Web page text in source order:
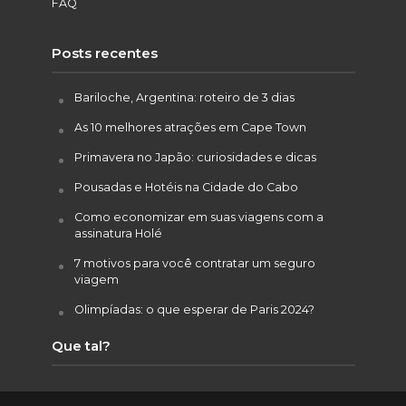
FAQ
Posts recentes
Bariloche, Argentina: roteiro de 3 dias
As 10 melhores atrações em Cape Town
Primavera no Japão: curiosidades e dicas
Pousadas e Hotéis na Cidade do Cabo
Como economizar em suas viagens com a
assinatura Holé
7 motivos para você contratar um seguro
viagem
Olimpíadas: o que esperar de Paris 2024?
Que tal?